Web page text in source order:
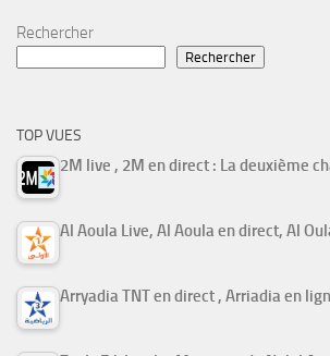
Rechercher
Rechercher
TOP VUES
2M live , 2M en direct : La deuxième
Al Aoula Live, Al Aoula en direct, Al
Arryadia TNT en direct , Arriadia en